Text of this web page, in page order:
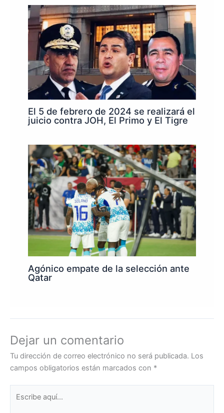
El 5 de febrero de 2024 se realizará el
juicio contra JOH, El Primo y El Tigre
Agónico empate de la selección ante
Qatar
Dejar un comentario
Tu dirección de correo electrónico no será publicada. Los
campos obligatorios están marcados con *
aquí...